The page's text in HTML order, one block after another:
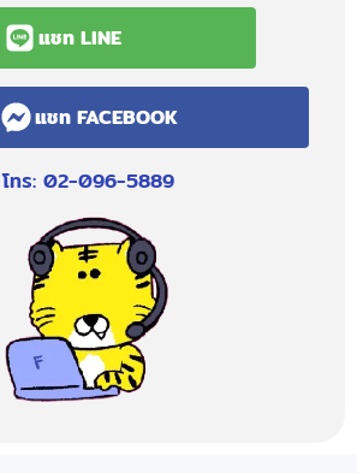
แชท LINE
แชท FACEBOOK
โทร: 02-096-5889